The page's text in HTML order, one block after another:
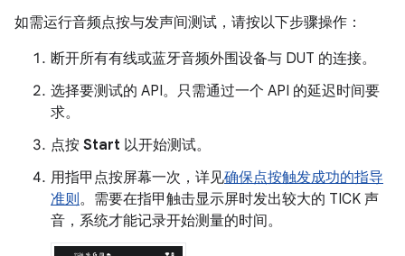
如需运行音频点按与发声间测试，请按以下步骤操作：
断开所有有线或蓝牙音频外围设备与 DUT 的连接。
选择要测试的 API。只需通过一个 API 的延迟时间要
求。
点按 Start 以开始测试。
用指甲点按屏幕一次，详见确保点按触发成功的指导
准则。需要在指甲触击显示屏时发出较大的 TICK 声
音，系统才能记录开始测量的时间。